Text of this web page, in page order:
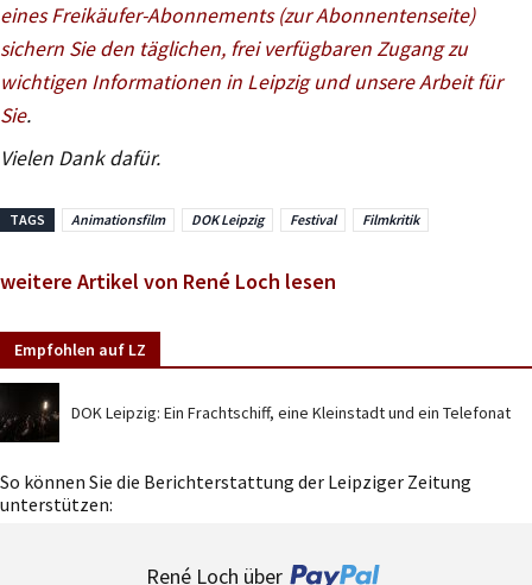
eines Freikäufer-Abonnements (zur Abonnentenseite)
sichern Sie den täglichen, frei verfügbaren Zugang zu
wichtigen Informationen in Leipzig und unsere Arbeit für
Sie.
Vielen Dank dafür.
TAGS Animationsfilm DOK Leipzig Festival Filmkritik
weitere Artikel von René Loch lesen
Empfohlen auf LZ
DOK Leipzig: Ein Frachtschiff, eine Kleinstadt und ein Telefonat
So können Sie die Berichterstattung der Leipziger Zeitung
unterstützen:
René Loch über